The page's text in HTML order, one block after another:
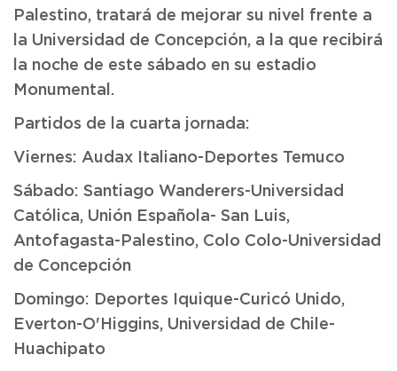
Palestino, tratará de mejorar su nivel frente a
la Universidad de Concepción, a la que recibirá
la noche de este sábado en su estadio
Monumental.
Partidos de la cuarta jornada:
Viernes: Audax Italiano-Deportes Temuco
Sábado: Santiago Wanderers-Universidad
Católica, Unión Española- San Luis,
Antofagasta-Palestino, Colo Colo-Universidad
de Concepción
Domingo: Deportes Iquique-Curicó Unido,
Everton-O'Higgins, Universidad de Chile-
Huachipato